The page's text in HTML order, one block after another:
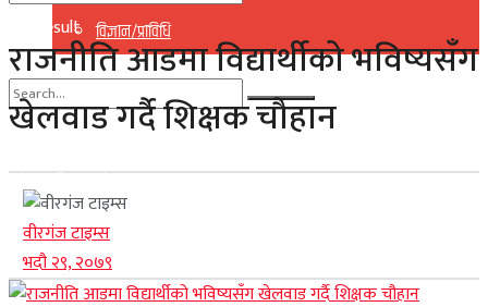
विज्ञान/प्राविधि
No Result
View All Result
No Result
View All Result
राजनीति आडमा विद्यार्थीको भविष्यसँग
खेलवाड गर्दै शिक्षक चौहान
वीरगंज टाइम्स
भदौ २९, २०७९